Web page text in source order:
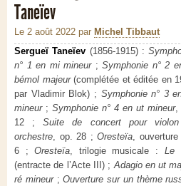
Taneïev
Le 2 août 2022 par Michel Tibbaut
Sergueï Taneïev (1856-1915) :
n° 1 en mi mineur; Symphonie n° 2
bémol majeur(complétée et éditée en
par Vladimir Blok) ; Symphonie n° 3
mineur; Symphonie n° 4 en ut mineur,
12 ;Suite de concert pour
orchestre, op. 28 ; Oresteïa, ouverture
6 ;Oresteïa, trilogie musicale : Le
(entracte de l’Acte III) ;Adagio en ut
ré mineur;Ouverture sur un thème